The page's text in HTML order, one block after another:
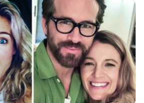
ce qui fait d’elle la plus belle femme.